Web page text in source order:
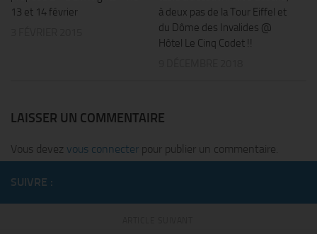
13 et 14 février
à deux pas de la Tour Eiffel et
du Dôme des Invalides @
Hôtel Le Cinq Codet !!
LAISSER UN COMMENTAIRE
Vous devez vous connecter pour publier un commentaire.
SUIVRE :